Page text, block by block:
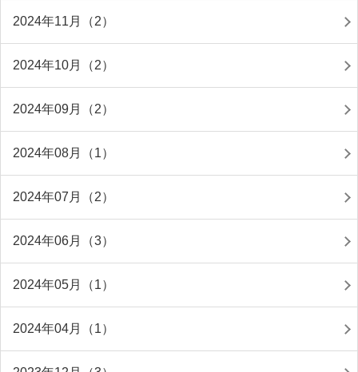
2024年11月（2）
2024年10月（2）
2024年09月（2）
2024年08月（1）
2024年07月（2）
2024年06月（3）
2024年05月（1）
2024年04月（1）